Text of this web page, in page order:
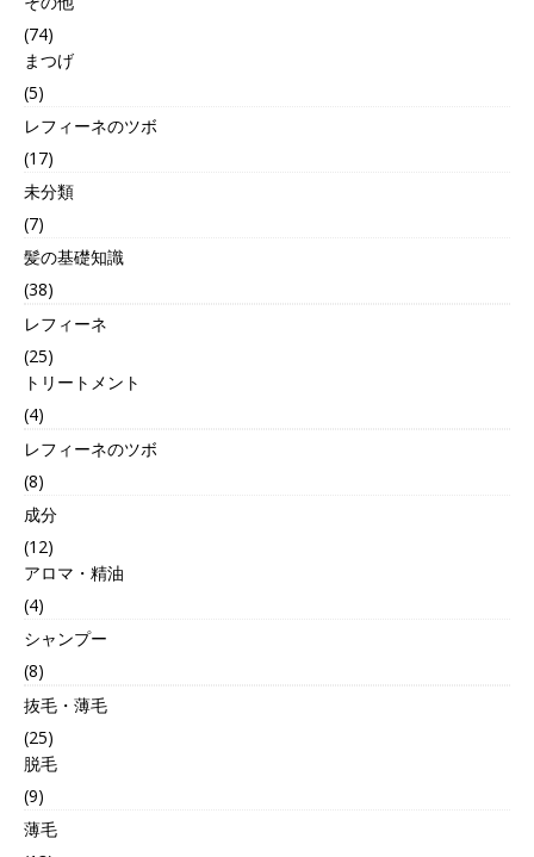
(74)
まつげ
(5)
レフィーネのツボ
(17)
未分類
(7)
髪の基礎知識
(38)
レフィーネ
(25)
トリートメント
(4)
レフィーネのツボ
(8)
成分
(12)
アロマ・精油
(4)
シャンプー
(8)
抜毛・薄毛
(25)
脱毛
(9)
薄毛